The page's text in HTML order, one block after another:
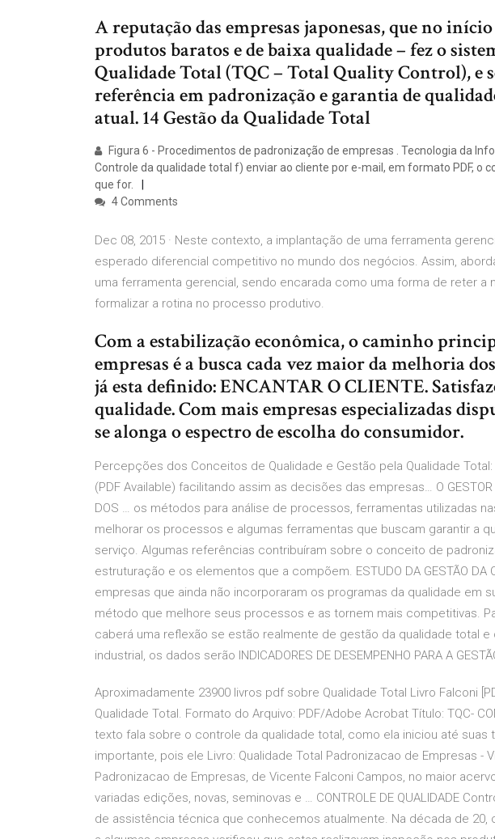
A reputação das empresas japonesas, que no
produtos baratos e de baixa qualidade – fez o
Qualidade Total (TQC – Total Quality Control), e
referência em padronização e garantia de
atual. 14 Gestão da Qualidade Total
Figura 6 - Procedimentos de padronização de empresas . Tecnologia da
Controle da qualidade total f) enviar ao cliente por e-mail, em formato PDF, o
que for.
4 Comments
Dec 08, 2015 · Neste contexto, a implantação de uma ferramenta
esperado diferencial competitivo no mundo dos negócios. Assim,
uma ferramenta gerencial, sendo encarada como uma forma de reter a
formalizar a rotina no processo produtivo.
Com a estabilização econômica, o caminho
empresas é a busca cada vez maior da melhoria
já esta definido: ENCANTAR O CLIENTE.
qualidade. Com mais empresas especializadas
se alonga o espectro de escolha do consumidor.
Percepções dos Conceitos de Qualidade e Gestão pela Qualidade
(PDF Available) facilitando assim as decisões das empresas… O GESTOR
DOS … os métodos para análise de processos, ferramentas utilizadas
melhorar os processos e algumas ferramentas que buscam garantir a
serviço. Algumas referências contribuíram sobre o conceito de
estruturação e os elementos que a compõem. ESTUDO DA GESTÃO DA
empresas que ainda não incorporaram os programas da qualidade em
método que melhore seus processos e as tornem mais competitivas.
caberá uma reflexão se estão realmente de gestão da qualidade total
industrial, os dados serão INDICADORES DE DESEMPENHO PARA A
Aproximadamente 23900 livros pdf sobre Qualidade Total Livro Falconi
Qualidade Total. Formato do Arquivo: PDF/Adobe Acrobat Título: TQC-
texto fala sobre o controle da qualidade total, como ela iniciou até suas
importante, pois ele Livro: Qualidade Total Padronizacao de Empresas -
Padronizacao de Empresas, de Vicente Falconi Campos, no maior
variadas edições, novas, seminovas e … CONTROLE DE QUALIDADE
de assistência técnica que conhecemos atualmente. Na década de 20,